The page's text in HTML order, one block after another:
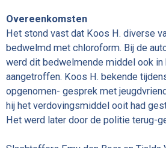
Overeenkomsten
Het stond vast dat Koos H. diverse
bedwelmd met chloroform. Bij de
werd dit bedwelmende middel ook in
aangetroffen. Koos H. bekende
opgenomen- gesprek met
hij het verdovingsmiddel ooit had
Het werd later door de politie terug-